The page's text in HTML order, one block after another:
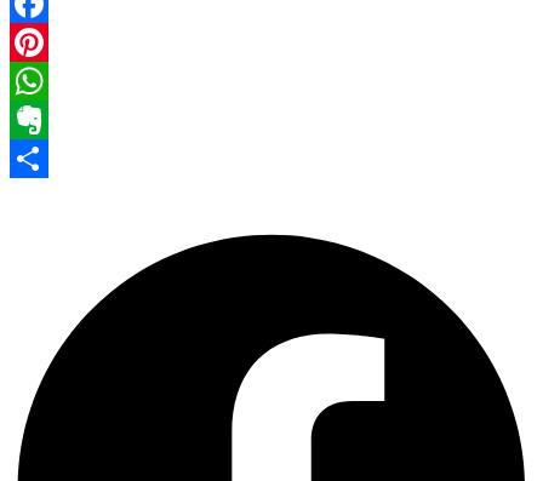
Facebook
Pinterest
WhatsApp
Evernote